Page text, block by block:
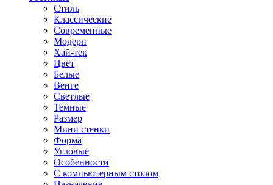
Стиль
Классические
Современные
Модерн
Хай-тек
Цвет
Белые
Венге
Светлые
Темные
Размер
Мини стенки
Форма
Угловые
Особенности
С компьютерным столом